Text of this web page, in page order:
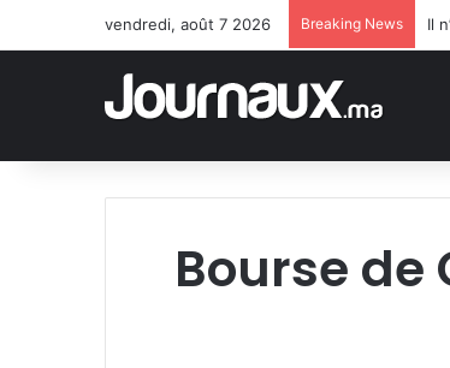
vendredi, août 7 2026 Breaking News Il
Bourse